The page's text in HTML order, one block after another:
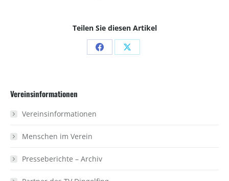
Teilen Sie diesen Artikel
Share Share
Vereinsinformationen
Vereinsinformationen
Menschen im Verein
Presseberichte – Archiv